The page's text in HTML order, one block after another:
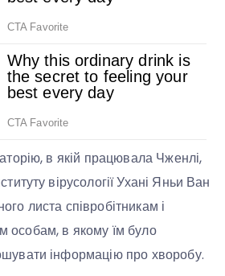
в якій працювала Чженлі,
вірусології Ухані Яньи Ван
листа співробітникам і
особам, в якому їм було
інформацію про хворобу.